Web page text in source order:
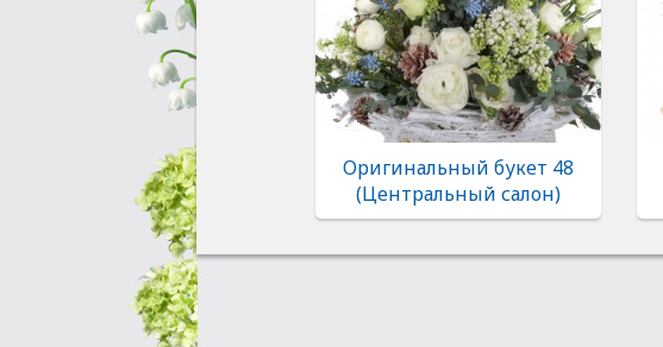
Оригинальный букет 48
(Центральный салон)